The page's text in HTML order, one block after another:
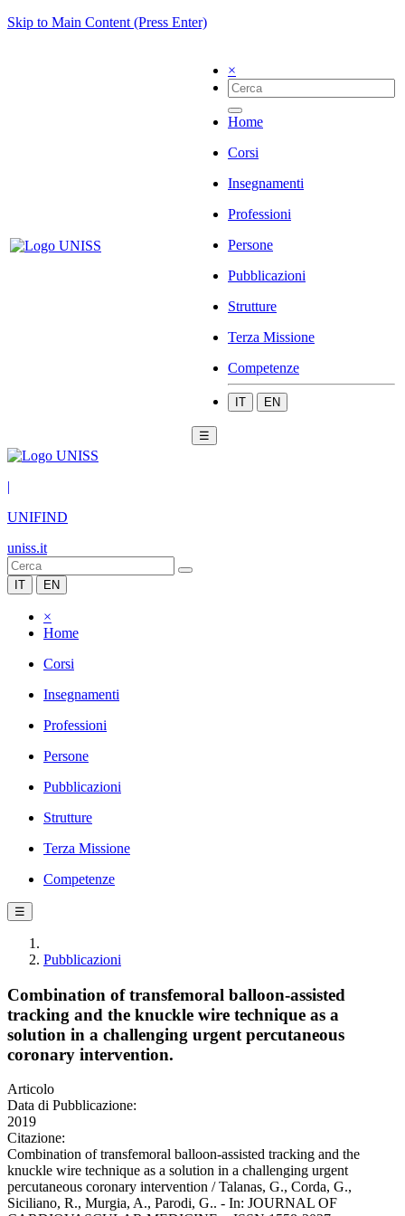
Skip to Main Content (Press Enter)
×
Home
Corsi
Insegnamenti
Professioni
Persone
Pubblicazioni
Strutture
Terza Missione
Competenze
IT EN
☰
|
UNIFIND
uniss.it
IT EN
×
Home
Corsi
Insegnamenti
Professioni
Persone
Pubblicazioni
Strutture
Terza Missione
Competenze
☰
Pubblicazioni
Combination of transfemoral balloon-assisted
tracking and the knuckle wire technique as a
solution in a challenging urgent percutaneous
coronary intervention.
Articolo
Data di Pubblicazione:
2019
Citazione:
Combination of transfemoral balloon-assisted tracking and the
knuckle wire technique as a solution in a challenging urgent
percutaneous coronary intervention / Talanas, G., Corda, G.,
Siciliano, R., Murgia, A., Parodi, G.. - In: JOURNAL OF